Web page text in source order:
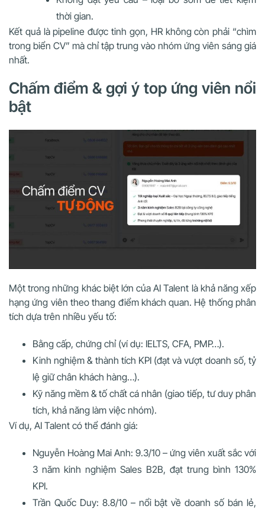
thời gian.
Kết quả là pipeline được tinh gọn, HR không còn phải “chìm
trong biển CV” mà chỉ tập trung vào nhóm ứng viên sáng giá
nhất.
Chấm điểm & gợi ý top ứng viên nổi
bật
Một trong những khác biệt lớn của AI Talent là khả năng xếp
hạng ứng viên theo thang điểm khách quan. Hệ thống phân
tích dựa trên nhiều yếu tố:
Bằng cấp, chứng chỉ (ví dụ: IELTS, CFA, PMP…).
Kinh nghiệm & thành tích KPI (đạt và vượt doanh số, tỷ
lệ giữ chân khách hàng…).
Kỹ năng mềm & tố chất cá nhân (giao tiếp, tư duy phân
tích, khả năng làm việc nhóm).
Ví dụ, AI Talent có thể đánh giá:
Nguyễn Hoàng Mai Anh: 9.3/10 – ứng viên xuất sắc với
3 năm kinh nghiệm Sales B2B, đạt trung bình 130%
KPI.
Trần Quốc Duy: 8.8/10 – nổi bật về doanh số bán lẻ,